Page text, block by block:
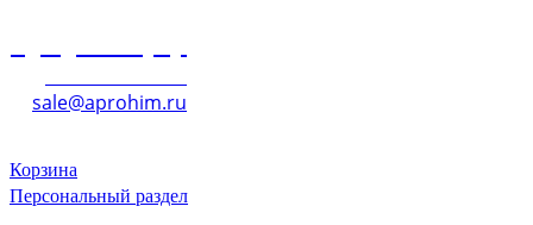
sale@aprohim.ru
Корзина
Персональный раздел